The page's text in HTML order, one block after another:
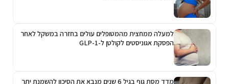
למעלה ממחצית מהמטופלים עולים בחזרה במשקל לאחר
הפסקת אגוניסטים לקולטן ל-GLP-1
מדד מסת גוף בגיל 6 שנים מנבא את הסיכון להשמנת יתר